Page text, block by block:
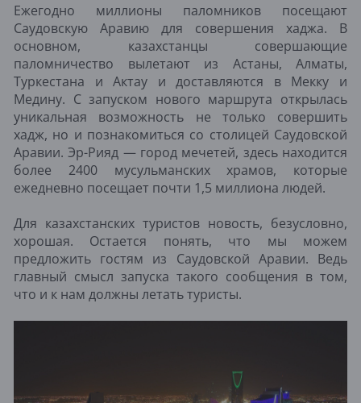
Ежегодно миллионы паломников посещают
Саудовскую Аравию для совершения хаджа. В
основном, казахстанцы совершающие
паломничество вылетают из Астаны, Алматы,
Туркестана и Актау и доставляются в Мекку и
Медину. С запуском нового маршрута открылась
уникальная возможность не только совершить
хадж, но и познакомиться со столицей Саудовской
Аравии. Эр-Рияд — город мечетей, здесь находится
более 2400 мусульманских храмов, которые
ежедневно посещает почти 1,5 миллиона людей.
Для казахстанских туристов новость, безусловно,
хорошая. Остается понять, что мы можем
предложить гостям из Саудовской Аравии. Ведь
главный смысл запуска такого сообщения в том,
что и к нам должны летать туристы.